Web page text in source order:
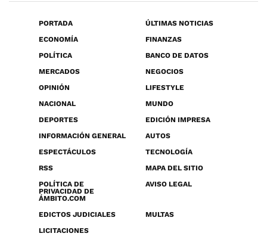
PORTADA
ÚLTIMAS NOTICIAS
ECONOMÍA
FINANZAS
POLÍTICA
BANCO DE DATOS
MERCADOS
NEGOCIOS
OPINIÓN
LIFESTYLE
NACIONAL
MUNDO
DEPORTES
EDICIÓN IMPRESA
INFORMACIÓN GENERAL
AUTOS
ESPECTÁCULOS
TECNOLOGÍA
RSS
MAPA DEL SITIO
POLÍTICA DE
PRIVACIDAD DE
ÁMBITO.COM
AVISO LEGAL
EDICTOS JUDICIALES
MULTAS
LICITACIONES